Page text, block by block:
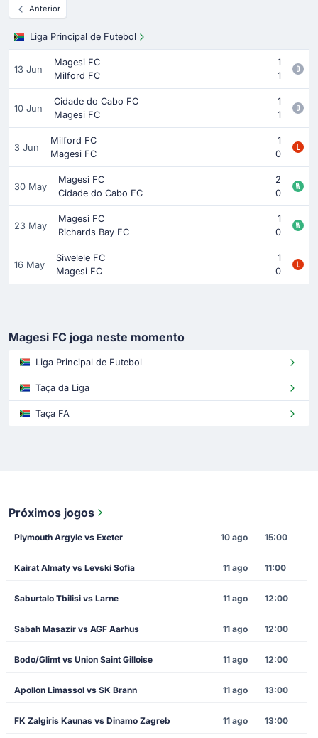
Anterior
Liga Principal de Futebol
13 Jun
Magesi FC
1
Milford FC
1
10 Jun
Cidade do Cabo FC
1
Magesi FC
1
3 Jun
Milford FC
1
Magesi FC
0
30 May
Magesi FC
2
Cidade do Cabo FC
0
23 May
Magesi FC
1
Richards Bay FC
0
16 May
Siwelele FC
1
Magesi FC
0
Magesi FC joga neste momento
Liga Principal de Futebol
Taça da Liga
Taça FA
Próximos jogos
Plymouth Argyle vs Exeter 10 ago 15:00
Kairat Almaty vs Levski Sofia 11 ago 11:00
Saburtalo Tbilisi vs Larne 11 ago 12:00
Sabah Masazir vs AGF Aarhus 11 ago 12:00
Bodo/Glimt vs Union Saint Gilloise 11 ago 12:00
Apollon Limassol vs SK Brann 11 ago 13:00
FK Zalgiris Kaunas vs Dinamo Zagreb 11 ago 13:00